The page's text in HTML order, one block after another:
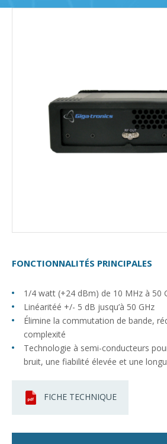
FONCTIONNALITÉS PRINCIPALES
1/4 watt (+24 dBm) de 10 MHz à 50
Linéaritéé +/- 5 dB jusqu’à 50 GHz
Élimine la commutation de bande,
complexité
Technologie à semi-conducteurs
bruit, une fiabilité élevée et une
FICHE TECHNIQUE